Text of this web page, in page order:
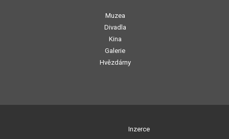
Muzea
Divadla
Kina
Galerie
Hvězdárny
Inzerce